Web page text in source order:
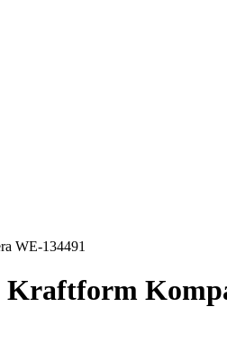
WE-134491
Kraftform